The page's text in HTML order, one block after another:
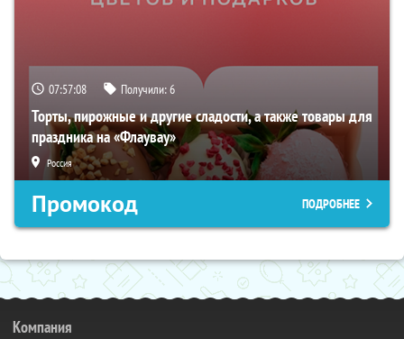
07:57:06 Получили:6
Торты, пирожные и другие сладости, а также товары для
праздника на «Флаувау»
Россия
Промокод ПОДРОБНЕЕ
Компания